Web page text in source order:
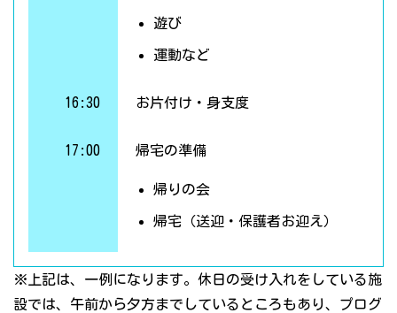
遊び
運動など
16:30 お片付け・身支度
17:00 帰宅の準備
帰りの会
帰宅（送迎・保護者お迎え）
※上記は、一例になります。休日の受け入れをしている施
設では、午前から夕方までしているところもあり、プログ